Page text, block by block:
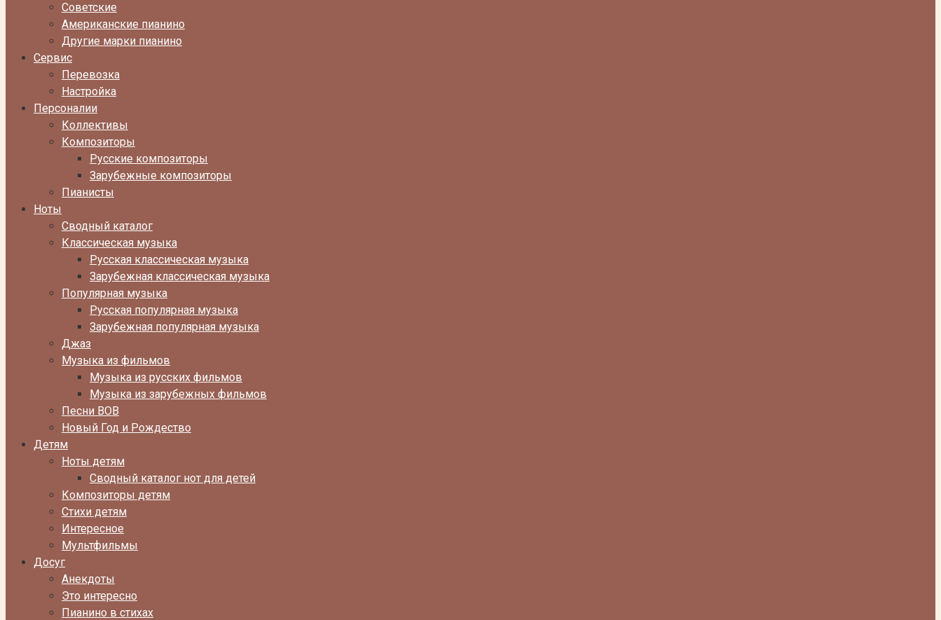
Советские
Американские пианино
Другие марки пианино
Сервис
Перевозка
Настройка
Персоналии
Коллективы
Композиторы
Русские композиторы
Зарубежные композиторы
Пианисты
Ноты
Сводный каталог
Классическая музыка
Русская классическая музыка
Зарубежная классическая музыка
Популярная музыка
Русская популярная музыка
Зарубежная популярная музыка
Джаз
Музыка из фильмов
Музыка из русских фильмов
Музыка из зарубежных фильмов
Песни ВОВ
Новый Год и Рождество
Детям
Ноты детям
Сводный каталог нот для детей
Композиторы детям
Стихи детям
Интересное
Мультфильмы
Досуг
Анекдоты
Это интересно
Пианино в стихах